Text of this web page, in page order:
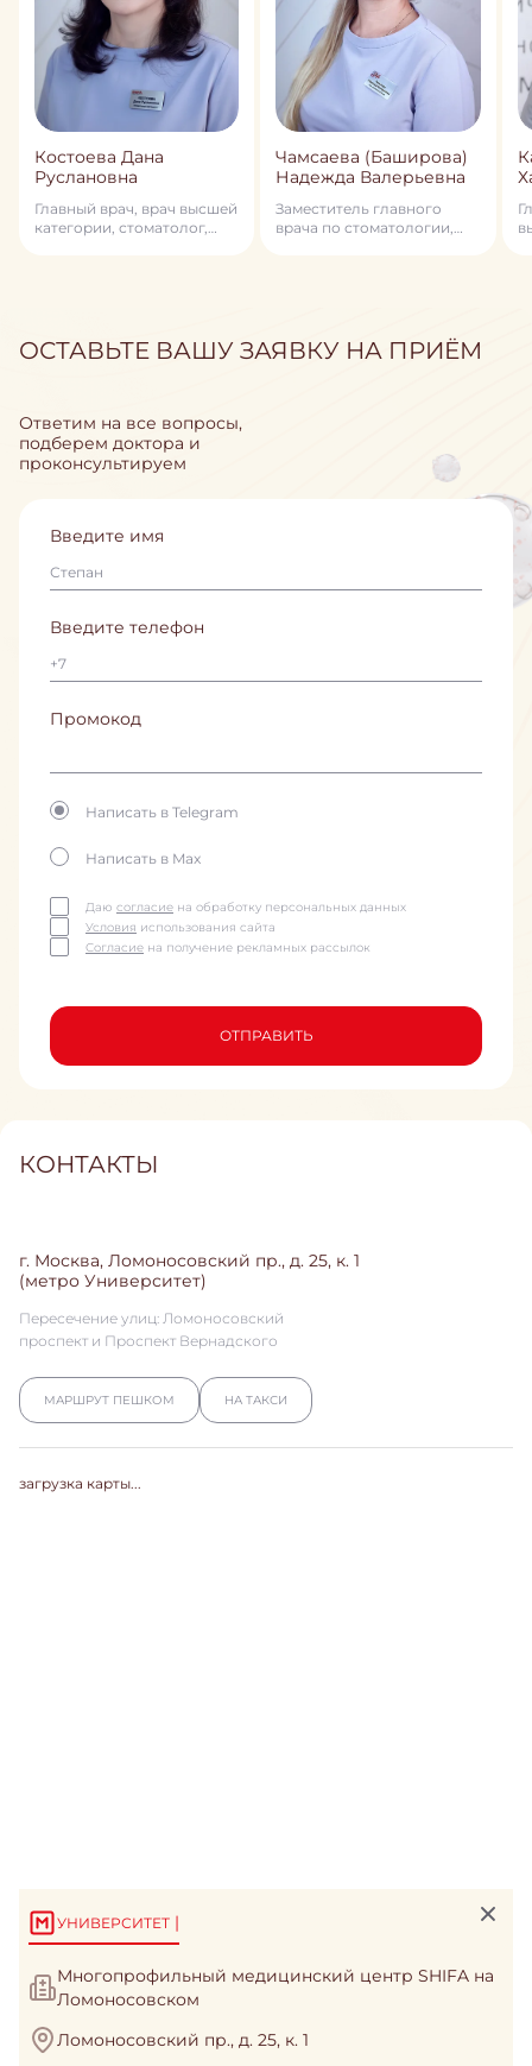
Костоева Дана
Руслановна
Главный врач, врач высшей
категории, стоматолог,
Чамсаева (Баширова)
Надежда Валерьевна
Заместитель главного
врача по стоматологии,
ОСТАВЬТЕ ВАШУ ЗАЯВКУ НА ПРИЁМ
Ответим на все вопросы,
подберем доктора и
проконсультируем
Введите имя
Введите телефон
Промокод
Написать в Telegram
Написать в Max
Даю согласие на обработку персональных данных
Условия использования сайта
Согласие на получение рекламных рассылок
ОТПРАВИТЬ
КОНТАКТЫ
г. Москва, Ломоносовский пр., д. 25, к. 1
(метро Университет)
Пересечение улиц: Ломоносовский
проспект и Проспект Вернадского
МАРШРУТ ПЕШКОМ НА ТАКСИ
загрузка карты...
УНИВЕРСИТЕТ |
Многопрофильный медицинский центр SHIFA на
Ломоносовском
Ломоносовский пр., д. 25, к. 1